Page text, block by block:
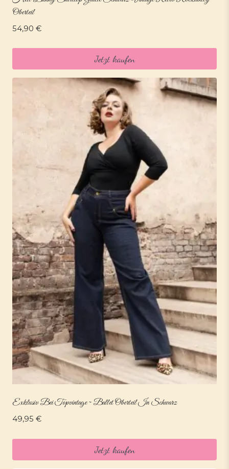
Oberteil
54,90 €
Jetzt kaufen
Exklusiv Bei Topvintage ~ Ballet Oberteil In Schwarz
49,95 €
Jetzt kaufen